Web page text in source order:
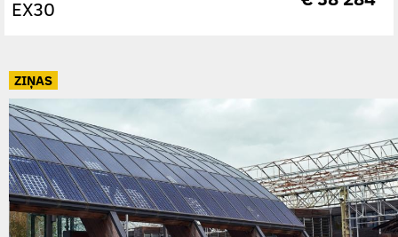
EX30
ZIŅAS